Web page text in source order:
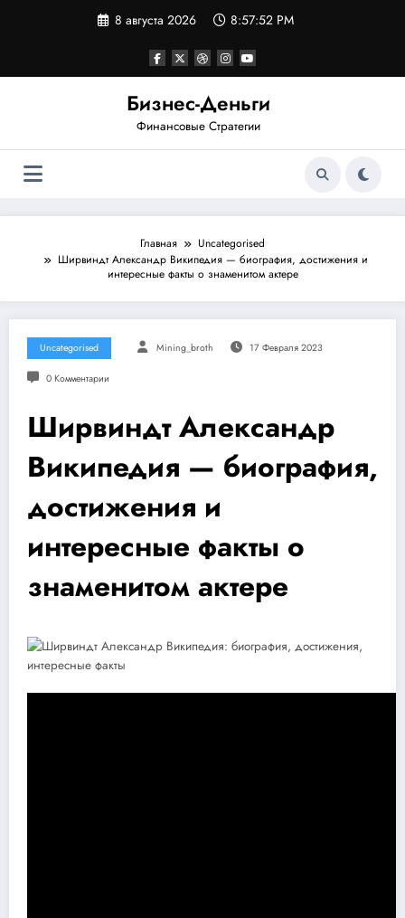
8 августа 2026 8:57:53 PM
Бизнес-Деньги
Финансовые Стратегии
Главная
Uncategorised
Ширвиндт Александр Википедия — биография, достижения и
интересные факты о знаменитом актере
Uncategorised Mining_broth 17 Февраля 2023
0 Комментарии
Ширвиндт Александр
Википедия — биография,
достижения и
интересные факты о
знаменитом актере